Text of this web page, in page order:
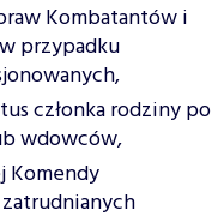
Kombatantów i
przypadku
członka rodziny po
wdowców,
Komendy